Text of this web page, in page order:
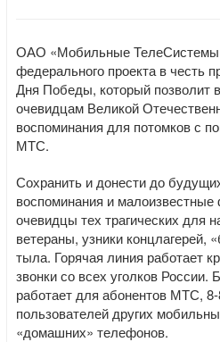
ОАО «Мобильные
федерального проекта в честь
Дня Победы, который позволит
очевидцам Великой
воспоминания для потомков с
МТС.
Сохранить и донести до
воспоминания и
очевидцы тех трагических для
ветераны, узники концлагерей,
тыла. Горячая линия работает
звонки со всех уголков
работает для абонентов МТС,
пользователей других
«домашних» телефонов.